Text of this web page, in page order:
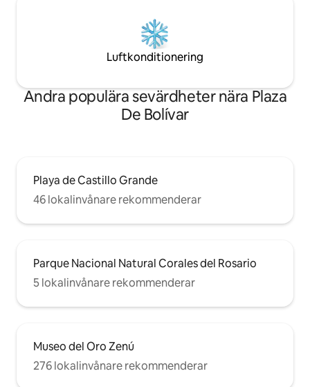
Luftkonditionering
Andra populära sevärdheter nära Plaza
De Bolívar
Playa de Castillo Grande
46 lokalinvånare rekommenderar
Parque Nacional Natural Corales del Rosario
5 lokalinvånare rekommenderar
Museo del Oro Zenú
276 lokalinvånare rekommenderar